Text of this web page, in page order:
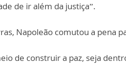
de ir além da justiça”.
Napoleão comutou a pena
de construir a paz, seja